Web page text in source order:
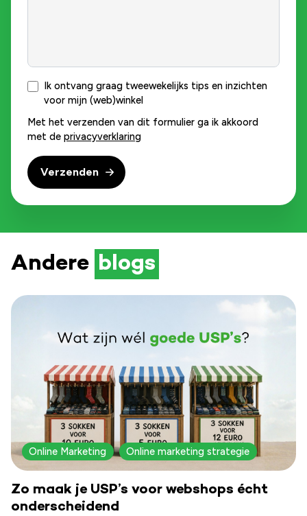
Ik ontvang graag tweewekelijks tips en inzichten
voor mijn (web)winkel
Met het verzenden van dit formulier ga ik akkoord
met de privacyverklaring
Andere blogs
Online Marketing Online marketing strategie
Zo maak je USP’s voor webshops écht
onderscheidend